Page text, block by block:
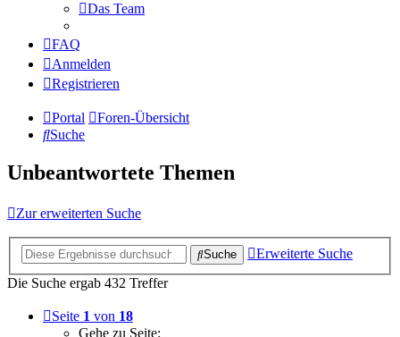
Das Team
FAQ
Anmelden
Registrieren
Portal
Foren-Übersicht
Suche
Unbeantwortete Themen
Zur erweiterten Suche
Suche
Erweiterte Suche
Die Suche ergab 432 Treffer
Seite 1 von 18
Gehe zu Seite: